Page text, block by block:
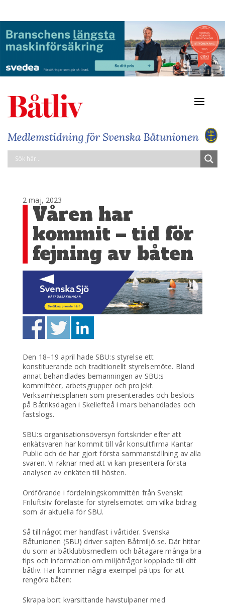
2 maj, 2023
Våren har
kommit – tid för
fejning av båten
Den 18–19 april hade SBU:s styrelse ett
konstituerande och traditionellt styrelsemöte. Bland
annat behandlades bemanningen av SBU:s
kommittéer, arbetsgrupper och projekt.
Verksamhetsplanen som presenterades och beslöts
på Båtriksdagen i Skellefteå i mars behandlades och
fastslogs.
SBU:s organisationsöversyn fortskrider efter att
enkätsvaren har kommit till vår konsultfirma Kantar
Public och de har gjort första sammanställning av alla
svaren. Vi räknar med att vi kan presentera första
analysen av enkäten till hösten.
Ordförande i fördelningskommittén från Svenskt
Friluftsliv föreläste för styrelsemötet om vilka bidrag
som är aktuella för SBU.
Så till något mer handfast i vårtider. Svenska
Båtunionen (SBU) driver sajten Båtmiljö.se. Där hittar
du som är båtklubbsmedlem och båtägare många bra
tips och information om miljöfrågor kopplade till ditt
båtliv. Här kommer några exempel på tips för att
rengöra båten:
Skrapa bort kvarsittande havstulpaner med